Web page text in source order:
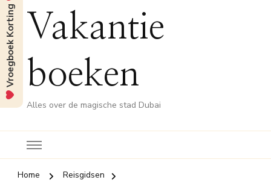
Vakantie
boeken
Alles over de magische stad Dubai
Home
Reisgidsen
Vroegboek Korting